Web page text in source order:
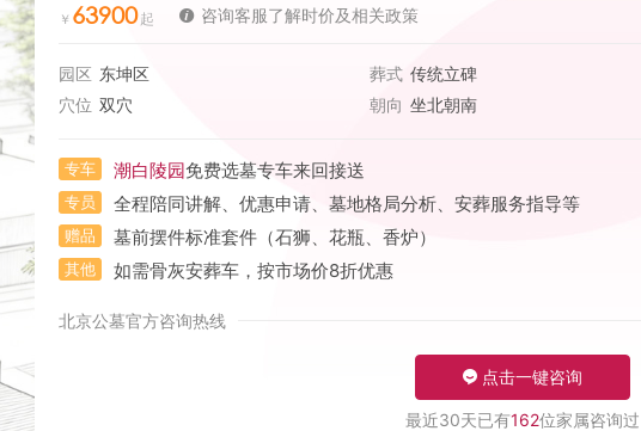
63900 咨询客服了解时价及相关政策
园区 东坤区 葬式 传统立碑
穴位 双穴 朝向 坐北朝南
专车 潮白陵园免费选墓专车来回接送
专员 全程陪同讲解、优惠申请、墓地格局分析、安葬服务指导等
赠品 墓前摆件标准套件（石狮、花瓶、香炉）
其他 如需骨灰安葬车，按市场价8折优惠
北京公墓官方咨询热线
点击一键咨询
最近30天已有162位家属咨询过